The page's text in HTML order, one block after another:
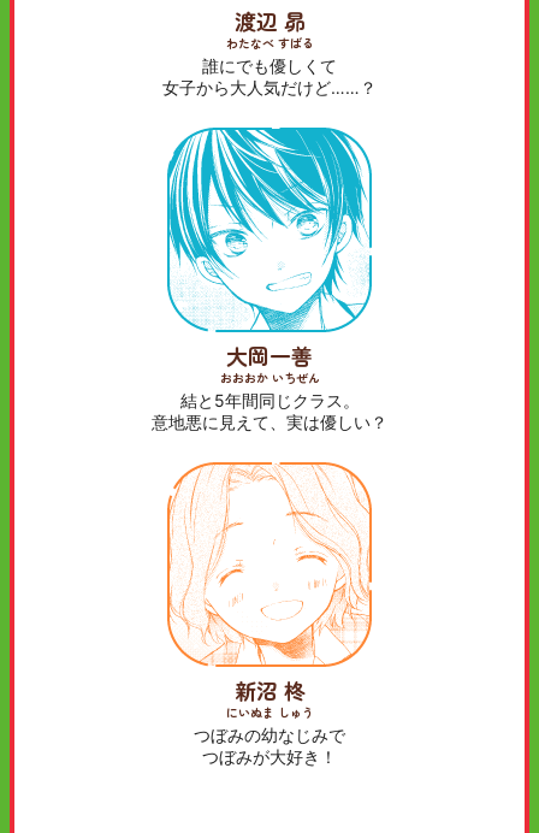
渡辺 昴
わたなべ すばる
誰にでも優しくて
女子から大人気だけど……？
大岡一善
おおおか いちぜん
結と5年間同じクラス。
意地悪に見えて、実は優しい？
新沼 柊
にいぬま しゅう
つぼみの幼なじみで
つぼみが大好き！